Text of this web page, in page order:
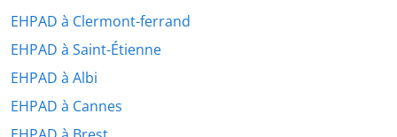
EHPAD à Clermont-ferrand
EHPAD à Saint-Étienne
EHPAD à Albi
EHPAD à Cannes